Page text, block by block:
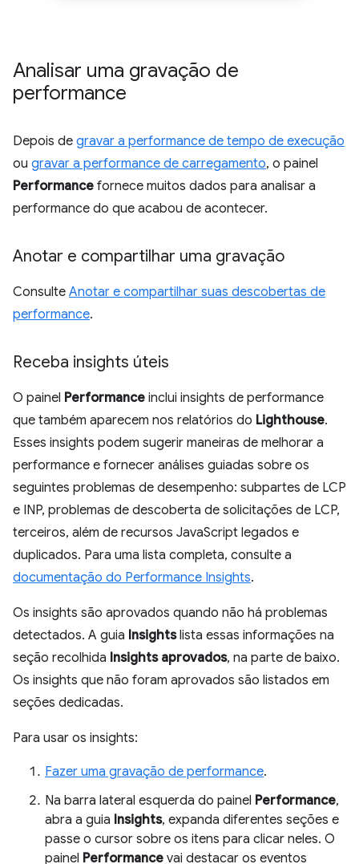
Analisar uma gravação de
performance
Depois de gravar a performance de tempo de execução
ou gravar a performance de carregamento, o painel
Performance fornece muitos dados para analisar a
performance do que acabou de acontecer.
Anotar e compartilhar uma gravação
Consulte Anotar e compartilhar suas descobertas de
performance.
Receba insights úteis
O painel Performance inclui insights de performance
que também aparecem nos relatórios do Lighthouse.
Esses insights podem sugerir maneiras de melhorar a
performance e fornecer análises guiadas sobre os
seguintes problemas de desempenho: subpartes de LCP
e INP, problemas de descoberta de solicitações de LCP,
terceiros, além de recursos JavaScript legados e
duplicados. Para uma lista completa, consulte a
documentação do Performance Insights.
Os insights são aprovados quando não há problemas
detectados. A guia Insightslista essas informações na
seção recolhida Insights aprovados, na parte de baixo.
Os insights que não foram aprovados são listados em
seções dedicadas.
Para usar os insights:
Fazer uma gravação de performance.
Na barra lateral esquerda do painel Performance,
abra a guia Insights, expanda diferentes seções e
passe o cursor sobre os itens para clicar neles. O
painel Performance vai destacar os eventos